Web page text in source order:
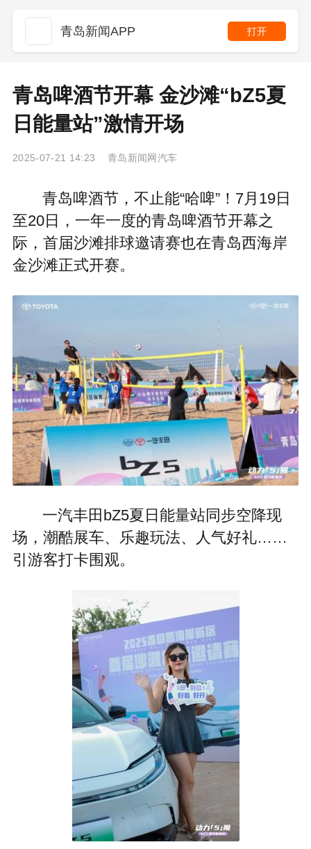
青岛新闻APP 打开
青岛啤酒节开幕 金沙滩“bZ5夏
日能量站”激情开场
2025-07-21 14:23 青岛新闻网汽车
青岛啤酒节，不止能“哈啤”！7月19日
至20日，一年一度的青岛啤酒节开幕之
际，首届沙滩排球邀请赛也在青岛西海岸
金沙滩正式开赛。
一汽丰田bZ5夏日能量站同步空降现
场，潮酷展车、乐趣玩法、人气好礼……
引游客打卡围观。